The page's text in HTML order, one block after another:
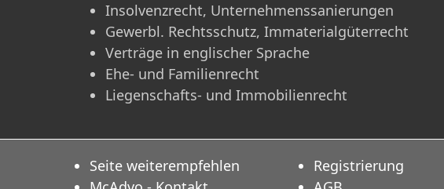
Insolvenzrecht, Unternehmenssanierungen
Gewerbl. Rechtsschutz, Immaterialgüterrecht
Verträge in englischer Sprache
Ehe- und Familienrecht
Liegenschafts- und Immobilienrecht
Seite weiterempfehlen
Registrierung